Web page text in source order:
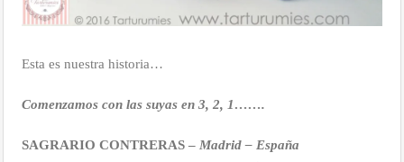
Esta es nuestra historia…
Comenzamos con las suyas en 3, 2, 1…….
SAGRARIO CONTRERAS – Madrid – España